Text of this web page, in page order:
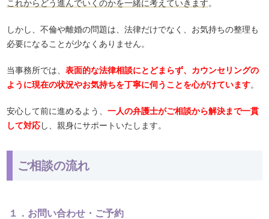
これからどう進んでいくのかを一緒に考えていきます。
しかし、不倫や離婚の問題は、法律だけでなく、お気持ちの整理も
必要になることが少なくありません。
当事務所では、表面的な法律相談にとどまらず、カウンセリングの
ように現在の状況やお気持ちを丁寧に伺うことを心がけています。
安心して前に進めるよう、一人の弁護士がご相談から解決まで一貫
して対応し、親身にサポートいたします。
ご相談の流れ
１．お問い合わせ・ご予約